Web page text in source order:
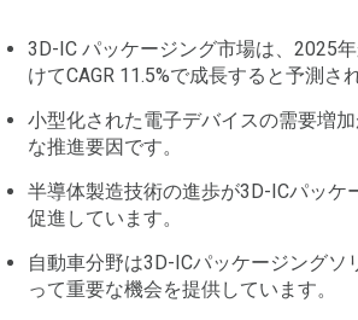
3D-IC パッケージング市場は、2025
けてCAGR 11.5%で成長すると予測さ
小型化された電子デバイスの需要増
な推進要因です。
半導体製造技術の進歩が3D-ICパッケ
促進しています。
自動車分野は3D-ICパッケージングソ
って重要な機会を提供しています。